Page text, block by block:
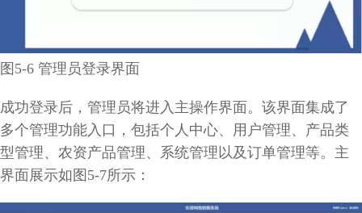
图5-6 管理员登录界面
成功登录后，管理员将进入主操作界面。该界面集成了
多个管理功能入口，包括个人中心、用户管理、产品类
型管理、农资产品管理、系统管理以及订单管理等。主
界面展示如图5-7所示：